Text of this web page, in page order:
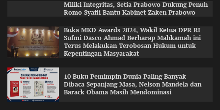
Miliki Integritas, Setia Prabowo Dukung Penuh
Romo Syafii Bantu Kabinet Zaken Prabowo
Buka MKD Awards 2024, Wakil Ketua DPR RI
Sufmi Dasco Ahmad Berharap Mahkamah ini
Terus Melakukan Terobosan Hukum untuk
Kepentingan Masyarakat
10 Buku Pemimpin Dunia Paling Banyak
Dibaca Sepanjang Masa, Nelson Mandela dan
Barack Obama Masih Mendominasi